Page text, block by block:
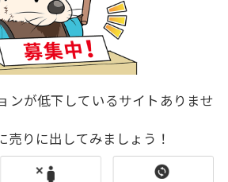
ンが低下しているサイトありませ
売りに出してみましょう！